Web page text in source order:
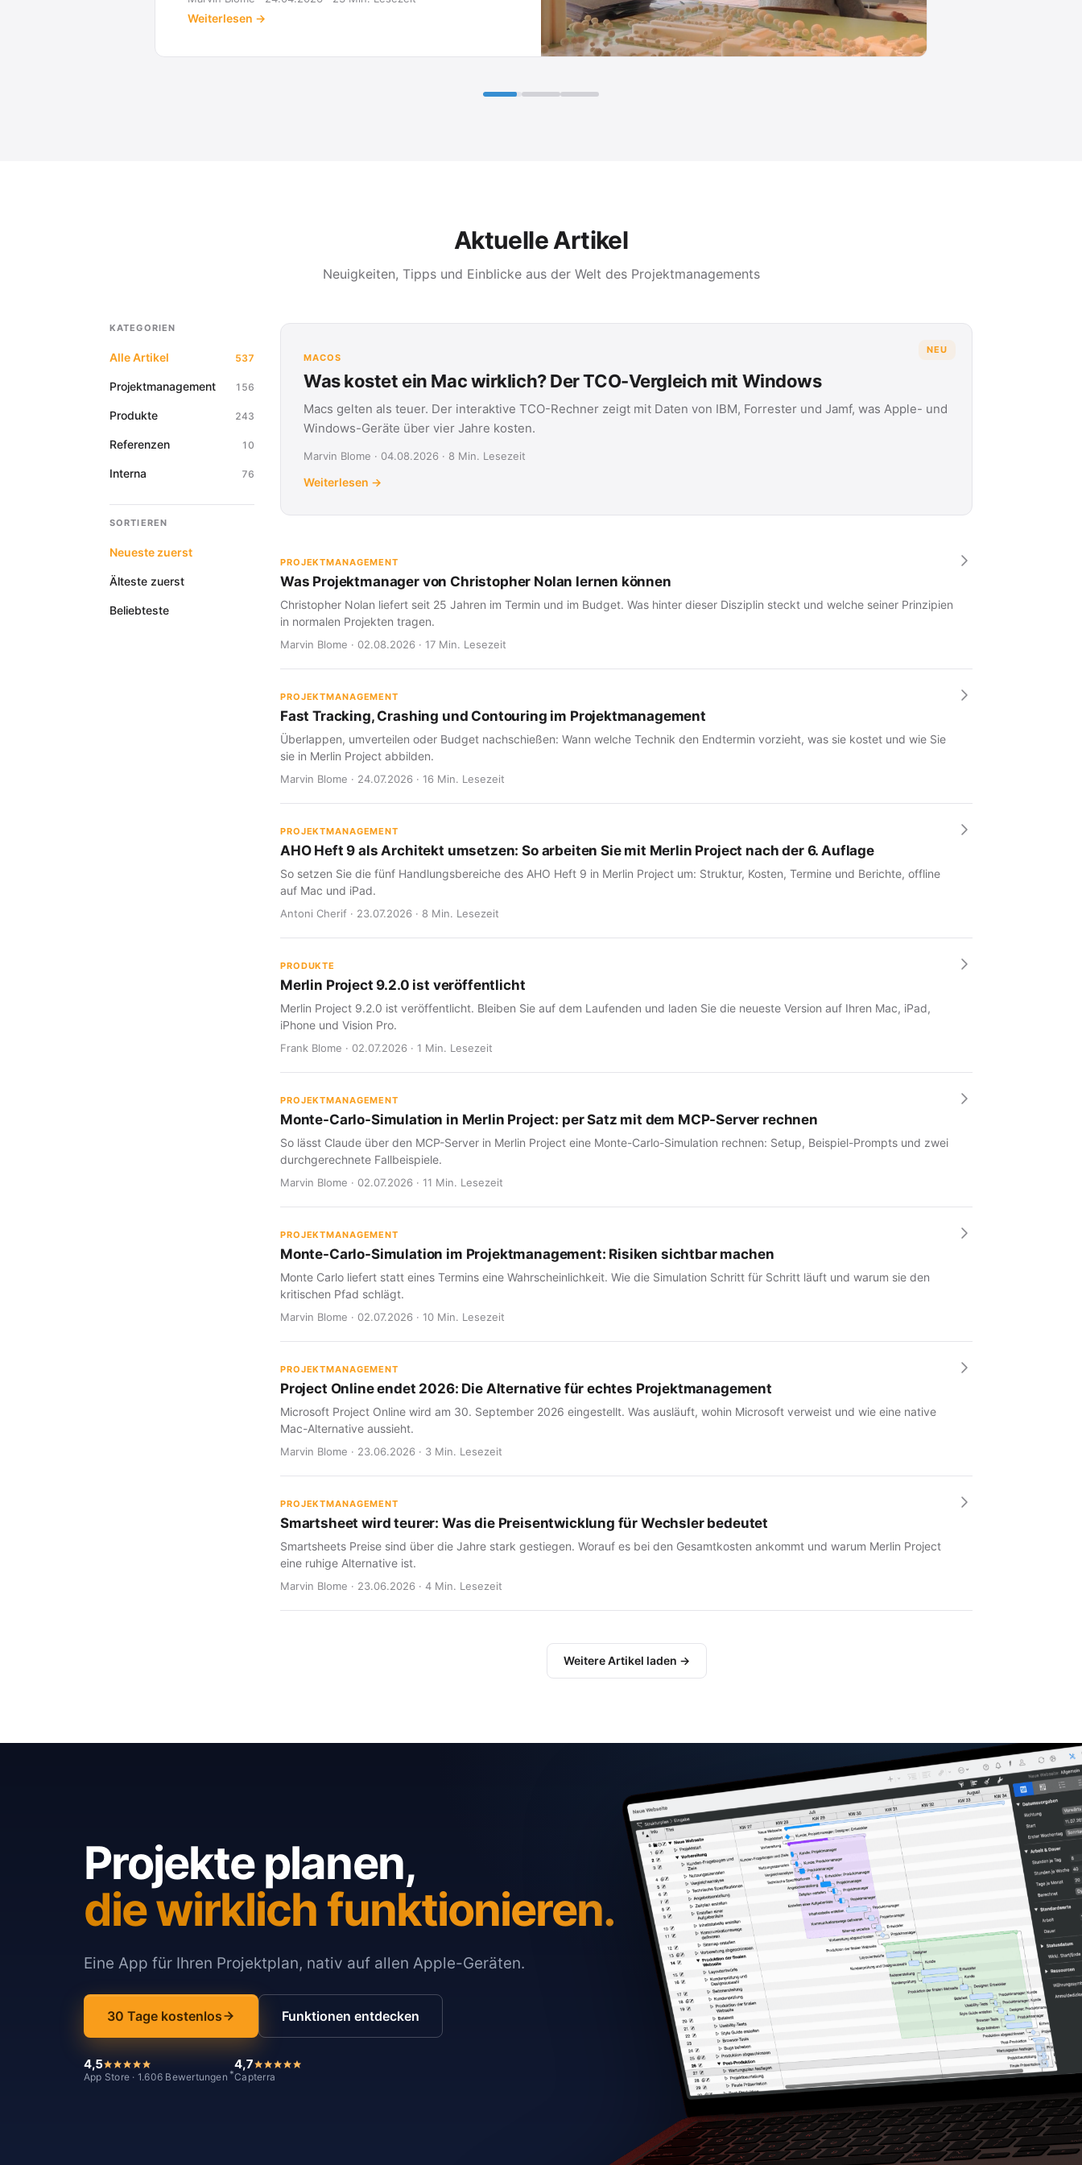
Weiterlesen →
Aktuelle Artikel
Neuigkeiten, Tipps und Einblicke aus der Welt des Projektmanagements
KATEGORIEN
Alle Artikel 537
Projektmanagement 156
Produkte 243
Referenzen 10
Interna 76
SORTIEREN
Neueste zuerst
Älteste zuerst
Beliebteste
NEU
MACOS
Was kostet ein Mac wirklich? Der TCO-Vergleich mit Windows
Macs gelten als teuer. Der interaktive TCO-Rechner zeigt mit Daten von IBM, Forrester und Jamf, was Apple- und
Windows-Geräte über vier Jahre kosten.
Marvin Blome · 04.08.2026 · 8 Min. Lesezeit
Weiterlesen →
PROJEKTMANAGEMENT
Was Projektmanager von Christopher Nolan lernen können
Christopher Nolan liefert seit 25 Jahren im Termin und im Budget. Was hinter dieser Disziplin steckt und welche seiner Prinzipien
in normalen Projekten tragen.
Marvin Blome · 02.08.2026 · 17 Min. Lesezeit
PROJEKTMANAGEMENT
Fast Tracking, Crashing und Contouring im Projektmanagement
Überlappen, umverteilen oder Budget nachschießen: Wann welche Technik den Endtermin vorzieht, was sie kostet und wie Sie
sie in Merlin Project abbilden.
Marvin Blome · 24.07.2026 · 16 Min. Lesezeit
PROJEKTMANAGEMENT
AHO Heft 9 als Architekt umsetzen: So arbeiten Sie mit Merlin Project nach der 6. Auflage
So setzen Sie die fünf Handlungsbereiche des AHO Heft 9 in Merlin Project um: Struktur, Kosten, Termine und Berichte, offline
auf Mac und iPad.
Antoni Cherif · 23.07.2026 · 8 Min. Lesezeit
PRODUKTE
Merlin Project 9.2.0 ist veröffentlicht
Merlin Project 9.2.0 ist veröffentlicht. Bleiben Sie auf dem Laufenden und laden Sie die neueste Version auf Ihren Mac, iPad,
iPhone und Vision Pro.
Frank Blome · 02.07.2026 · 1 Min. Lesezeit
PROJEKTMANAGEMENT
Monte-Carlo-Simulation in Merlin Project: per Satz mit dem MCP-Server rechnen
So lässt Claude über den MCP-Server in Merlin Project eine Monte-Carlo-Simulation rechnen: Setup, Beispiel-Prompts und zwei
durchgerechnete Fallbeispiele.
Marvin Blome · 02.07.2026 · 11 Min. Lesezeit
PROJEKTMANAGEMENT
Monte-Carlo-Simulation im Projektmanagement: Risiken sichtbar machen
Monte Carlo liefert statt eines Termins eine Wahrscheinlichkeit. Wie die Simulation Schritt für Schritt läuft und warum sie den
kritischen Pfad schlägt.
Marvin Blome · 02.07.2026 · 10 Min. Lesezeit
PROJEKTMANAGEMENT
Project Online endet 2026: Die Alternative für echtes Projektmanagement
Microsoft Project Online wird am 30. September 2026 eingestellt. Was ausläuft, wohin Microsoft verweist und wie eine native
Mac-Alternative aussieht.
Marvin Blome · 23.06.2026 · 3 Min. Lesezeit
PROJEKTMANAGEMENT
Smartsheet wird teurer: Was die Preisentwicklung für Wechsler bedeutet
Smartsheets Preise sind über die Jahre stark gestiegen. Worauf es bei den Gesamtkosten ankommt und warum Merlin Project
eine ruhige Alternative ist.
Marvin Blome · 23.06.2026 · 4 Min. Lesezeit
Weitere Artikel laden →
Projekte planen,
die wirklich funktionieren.
Eine App für Ihren Projektplan, nativ auf allen Apple-Geräten.
30 Tage kostenlos Funktionen entdecken
4,5
App Store · 1.606 Bewertungen *
4,7
Capterra